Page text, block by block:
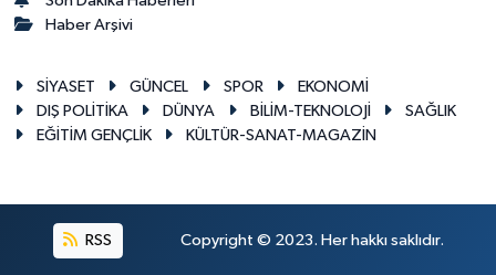
Haber Arşivi
SİYASET GÜNCEL SPOR
EKONOMİ
DIŞ POLİTİKA
DÜNYA BİLİM-TEKNOLOJİ
SAĞLIK
EĞİTİM GENÇLİK
KÜLTÜR-SANAT-MAGAZİN
RSS Copyright © 2023. Her hakkı saklıdır.